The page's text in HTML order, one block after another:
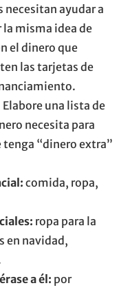
necesitan ayudar a
la misma idea de
el dinero que
las tarjetas de
Elabore una lista de
necesita para
tenga “dinero extra”
comida, ropa,
ropa para la
en navidad,
a él: por